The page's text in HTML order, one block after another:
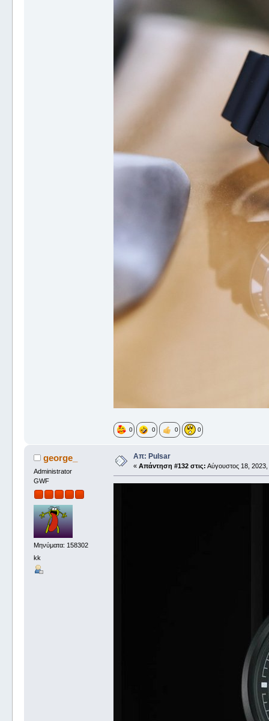
0 0 0 0
george_
Administrator
GWF
Μηνύματα: 158302
kk
Απ: Pulsar
« Απάντηση #132 στις: Αύγουστος 18,